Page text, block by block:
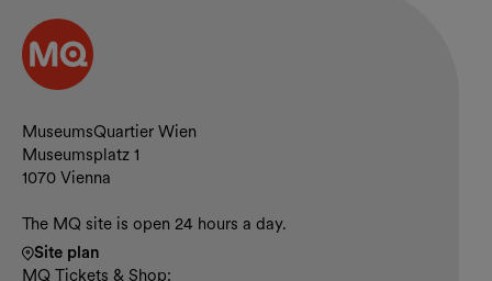
Contact and opening hours
MuseumsQuartier Wien
Museumsplatz 1
1070 Vienna
The MQ site is open 24 hours a day.
Site plan
MQ Tickets & Shop: